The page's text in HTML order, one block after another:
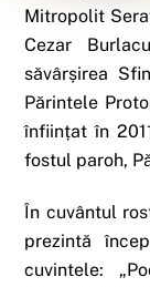
Mitropolit
Cezar
săvârșirea
Părintele
înființat în
fostul paroh,
În cuvântul
prezintă
cuvintele: